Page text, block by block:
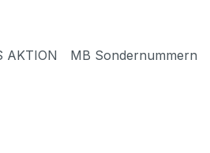
AKTION MB Sondernummern